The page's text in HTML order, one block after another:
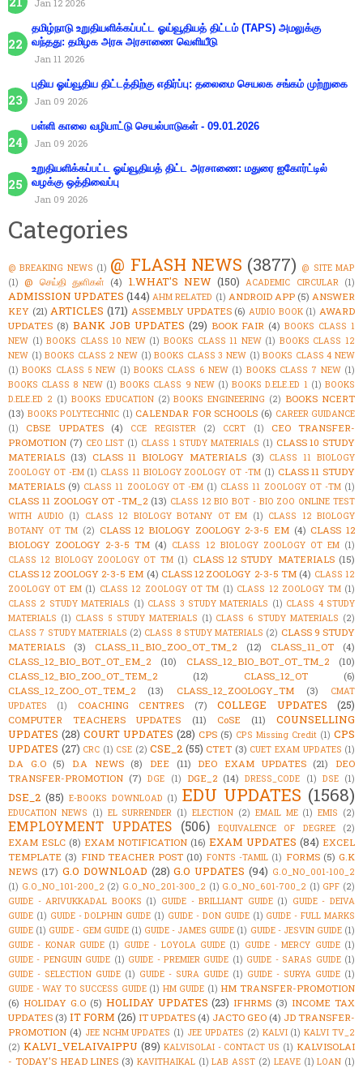
Jan 12 2026
தமிழ்நாடு உறுதியளிக்கப்பட்ட ஓய்வூதியத் திட்டம் (TAPS) அமலுக்கு
வந்தது: தமிழக அரசு அரசாணை வெளியீடு
Jan 11 2026
புதிய ஓய்வூதிய திட்டத்திற்கு எதிர்ப்பு: தலைமை செயலக சங்கம் முற்றுகை
Jan 09 2026
பள்ளி காலை வழிபாட்டு செயல்பாடுகள் - 09.01.2026
Jan 09 2026
உறுதியளிக்கப்பட்ட ஓய்வூதியத் திட்ட அரசாணை: மதுரை ஐகோர்ட்டில்
வழக்கு ஒத்திவைப்பு
Jan 09 2026
Categories
@ BREAKING NEWS (1) @ FLASH NEWS (3877) @ SITE MAP
(1) @ செய்தி துளிகள் (4) 1.WHAT'S NEW (150) ACADEMIC CIRCULAR (1)
ADMISSION UPDATES (144) AHM RELATED (1) ANDROID APP (5) ANSWER
KEY (21) ARTICLES (171) ASSEMBLY UPDATES (6) AUDIO BOOK (1) AWARD
UPDATES (8) BANK JOB UPDATES (29) BOOK FAIR (4) BOOKS CLASS 1
NEW (1) BOOKS CLASS 10 NEW (1) BOOKS CLASS 11 NEW (1) BOOKS CLASS 12
NEW (1) BOOKS CLASS 2 NEW (1) BOOKS CLASS 3 NEW (1) BOOKS CLASS 4 NEW
(1) BOOKS CLASS 5 NEW (1) BOOKS CLASS 6 NEW (1) BOOKS CLASS 7 NEW (1)
BOOKS CLASS 8 NEW (1) BOOKS CLASS 9 NEW (1) BOOKS D.ELE.ED 1 (1) BOOKS
D.ELE.ED 2 (1) BOOKS EDUCATION (2) BOOKS ENGINEERING (2) BOOKS NCERT
(13) BOOKS POLYTECHNIC (1) CALENDAR FOR SCHOOLS (6) CAREER GUIDANCE
(1)
CBSE UPDATES (4) CCE REGISTER (2) CCRT (1)
CEO TRANSFER-
PROMOTION (7) CEO LIST (1) CLASS 1 STUDY MATERIALS (1) CLASS 10 STUDY
MATERIALS (13) CLASS 11 BIOLOGY MATERIALS (3) CLASS 11 BIOLOGY
ZOOLOGY OT -EM (1) CLASS 11 BIOLOGY ZOOLOGY OT -TM (1) CLASS 11 STUDY
MATERIALS (9) CLASS 11 ZOOLOGY OT -EM (1) CLASS 11 ZOOLOGY OT -TM (1)
CLASS 11 ZOOLOGY OT -TM_2 (13) CLASS 12 BIO BOT - BIO ZOO ONLINE TEST
WITH AUDIO (1) CLASS 12 BIOLOGY BOTANY OT EM (1) CLASS 12 BIOLOGY
BOTANY OT TM (2) CLASS 12 BIOLOGY ZOOLOGY 2-3-5 EM (4) CLASS 12
BIOLOGY ZOOLOGY 2-3-5 TM (4) CLASS 12 BIOLOGY ZOOLOGY OT EM (1)
CLASS 12 BIOLOGY ZOOLOGY OT TM (1) CLASS 12 STUDY MATERIALS (15)
CLASS 12 ZOOLOGY 2-3-5 EM (4) CLASS 12 ZOOLOGY 2-3-5 TM (4) CLASS 12
ZOOLOGY OT EM (1) CLASS 12 ZOOLOGY OT TM (1) CLASS 12 ZOOLOGY TM (1)
CLASS 2 STUDY MATERIALS (1) CLASS 3 STUDY MATERIALS (1) CLASS 4 STUDY
MATERIALS (1) CLASS 5 STUDY MATERIALS (1) CLASS 6 STUDY MATERIALS (2)
CLASS 7 STUDY MATERIALS (2) CLASS 8 STUDY MATERIALS (2) CLASS 9 STUDY
MATERIALS
(3) CLASS_11_BIO_ZOO_OT_TM_2 (12) CLASS_11_OT
(4)
CLASS_12_BIO_BOT_OT_EM_2
(10) CLASS_12_BIO_BOT_OT_TM_2
(10)
CLASS_12_BIO_ZOO_OT_TEM_2
(12) CLASS_12_OT
(6)
CLASS_12_ZOO_OT_TEM_2
(13) CLASS_12_ZOOLOGY_TM (3)
CMAT
UPDATES
(1) COACHING CENTRES (7) COLLEGE UPDATES (25)
COMPUTER TEACHERS UPDATES (11) CoSE (11)
COUNSELLING
UPDATES (28) COURT UPDATES (28) CPS (5) CPS Missing Credit (1) CPS
UPDATES (27) CRC (1) CSE (2) CSE_2 (55) CTET (3) CUET EXAM UPDATES (1)
D.A G.O (5) D.A NEWS (8) DEE (11) DEO EXAM UPDATES (21)
DEO
TRANSFER-PROMOTION (7) DGE (1) DGE_2 (14) DRESS_CODE (1) DSE (1)
DSE_2 (85) E-BOOKS DOWNLOAD (1) EDU UPDATES (1568)
EDUCATION NEWS (1) EL SURRENDER (1) ELECTION (2) EMAIL ME (1) EMIS (2)
EMPLOYMENT UPDATES (506) EQUIVALENCE OF DEGREE (2)
EXAM ESLC (8) EXAM NOTIFICATION (16) EXAM UPDATES (84) EXCEL
TEMPLATE (3) FIND TEACHER POST (10) FONTS -TAMIL (1) FORMS (5) G.K
NEWS (17) G.O DOWNLOAD (28) G.O UPDATES (94) G.O_NO_001-100_2
(1) G.O_NO_101-200_2 (2) G.O_NO_201-300_2 (1) G.O_NO_601-700_2 (1) GPF (2)
GUIDE - ARIVUKKADAL BOOKS (1) GUIDE - BRILLIANT GUIDE (1) GUIDE - DEIVA
GUIDE (1) GUIDE - DOLPHIN GUIDE (1) GUIDE - DON GUIDE (1) GUIDE - FULL MARKS
GUIDE (1) GUIDE - GEM GUIDE (1) GUIDE - JAMES GUIDE (1) GUIDE - JESVIN GUIDE (1)
GUIDE - KONAR GUIDE (1) GUIDE - LOYOLA GUIDE (1) GUIDE - MERCY GUIDE (1)
GUIDE - PENGUIN GUIDE (1) GUIDE - PREMIER GUIDE (1) GUIDE - SARAS GUIDE (1)
GUIDE - SELECTION GUIDE (1) GUIDE - SURA GUIDE (1) GUIDE - SURYA GUIDE (1)
GUIDE - WAY TO SUCCESS GUIDE (1) HM GUIDE (1) HM TRANSFER-PROMOTION
(6) HOLIDAY G.O (5) HOLIDAY UPDATES (23) IFHRMS (3) INCOME TAX
UPDATES (3) IT FORM (26) IT UPDATES (4) JACTO GEO (4) JD TRANSFER-
PROMOTION (4) JEE NCHM UPDATES (1) JEE UPDATES (2) KALVI (1) KALVI TV_2
(2) KALVI_VELAIVAIPPU (89) KALVISOLAI - CONTACT US (1) KALVISOLAI
- TODAY'S HEAD LINES (3) KAVITHAIKAL (1) LAB ASST (2) LEAVE (1) LOAN (1)